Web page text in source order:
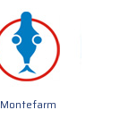
Montefarm